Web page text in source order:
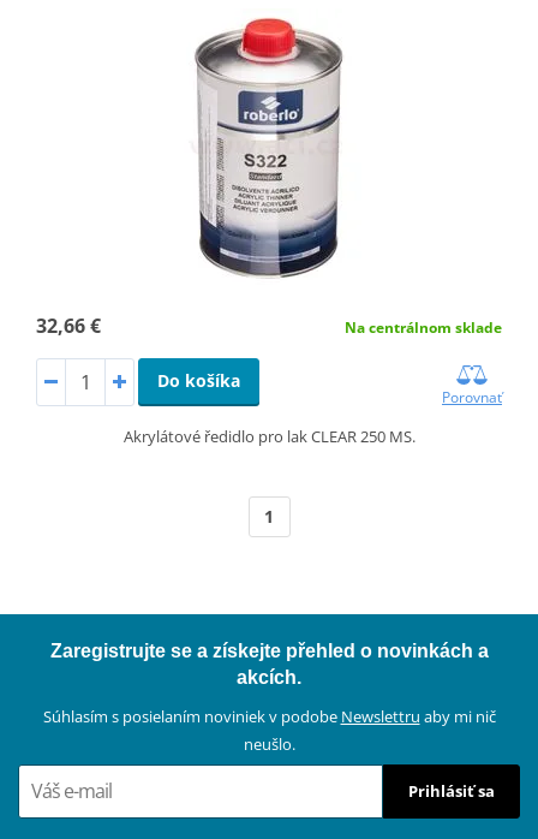
32,66 € Na centrálnom sklade
Do košíka
Porovnať
Akrylátové ředidlo pro lak CLEAR 250 MS.
1
Zaregistrujte se a získejte přehled o novinkách a
akcích.
Súhlasím s posielaním noviniek v podobe Newslettru aby mi nič
neušlo.
Prihlásiť sa